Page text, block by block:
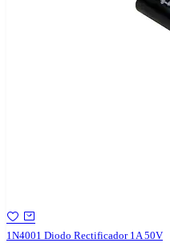
1N4001 Diodo Rectificador 1A 50V